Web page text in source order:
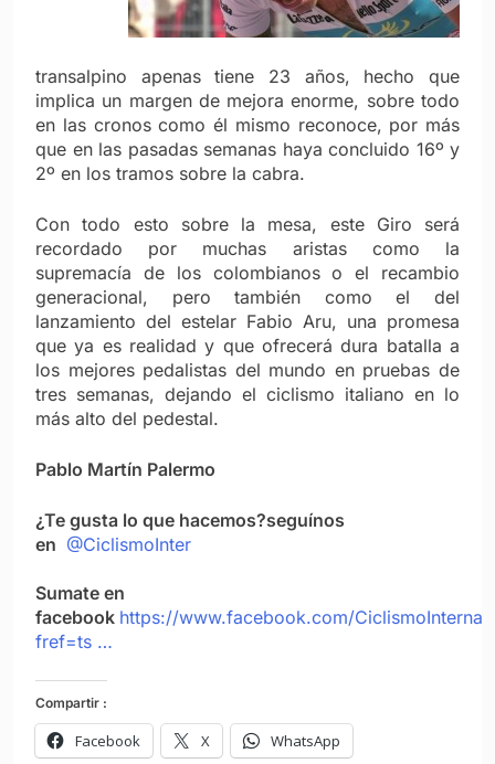
transalpino apenas tiene 23 años, hecho que
implica un margen de mejora enorme, sobre todo
en las cronos como él mismo reconoce, por más
que en las pasadas semanas haya concluido 16º y
2º en los tramos sobre la cabra.
Con todo esto sobre la mesa, este Giro será
recordado por muchas aristas como la
supremacía de los colombianos o el recambio
generacional, pero también como el del
lanzamiento del estelar Fabio Aru, una promesa
que ya es realidad y que ofrecerá dura batalla a
los mejores pedalistas del mundo en pruebas de
tres semanas, dejando el ciclismo italiano en lo
más alto del pedestal.
Pablo Martín Palermo
¿Te gusta lo que hacemos?seguínos
en @CiclismoInter
Sumate en
facebook https://www.facebook.com/
fref=ts …
Compartir :
Facebook X WhatsApp